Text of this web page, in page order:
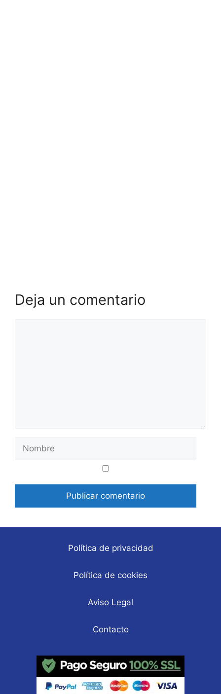
Deja un comentario
Nombre
electrónico
Política de privacidad
Política de cookies
Aviso Legal
Contacto